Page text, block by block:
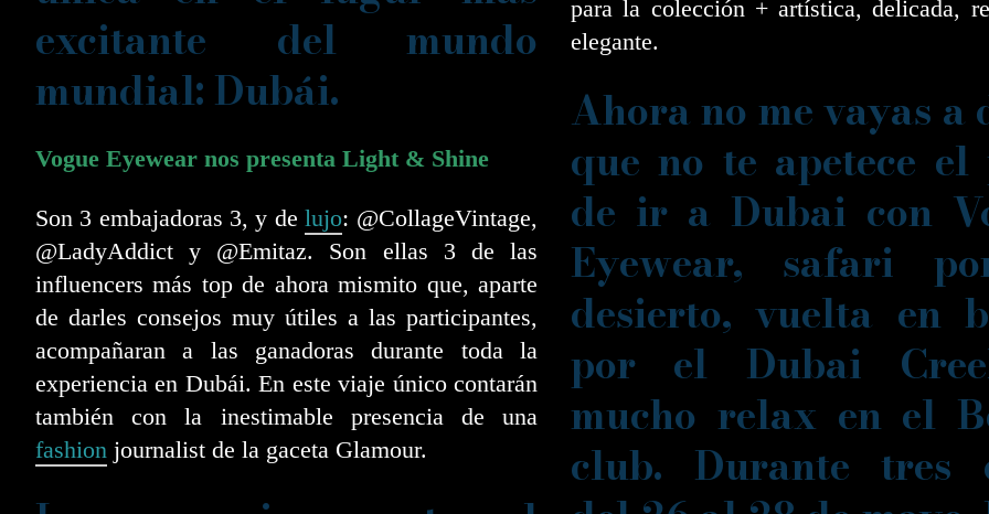
excitante del mundo
mundial: Dubái.
Vogue Eyewear nos presenta Light & Shine
Son 3 embajadoras 3, y de lujo: @CollageVintage,
@LadyAddict y @Emitaz. Son ellas 3 de las
influencers más top de ahora mismito que, aparte
de darles consejos muy útiles a las participantes,
acompañaran a las ganadoras durante toda la
experiencia en Dubái. En este viaje único contarán
también con la inestimable presencia de una
fashion journalist de la gaceta Glamour.
para la colección + artística, delicada,
elegante.
Ahora no me vayas a
que no te apetece
de ir a Dubai con
Eyewear, safari
desierto, vuelta en
por el Dubai
mucho relax en el
club. Durante tres